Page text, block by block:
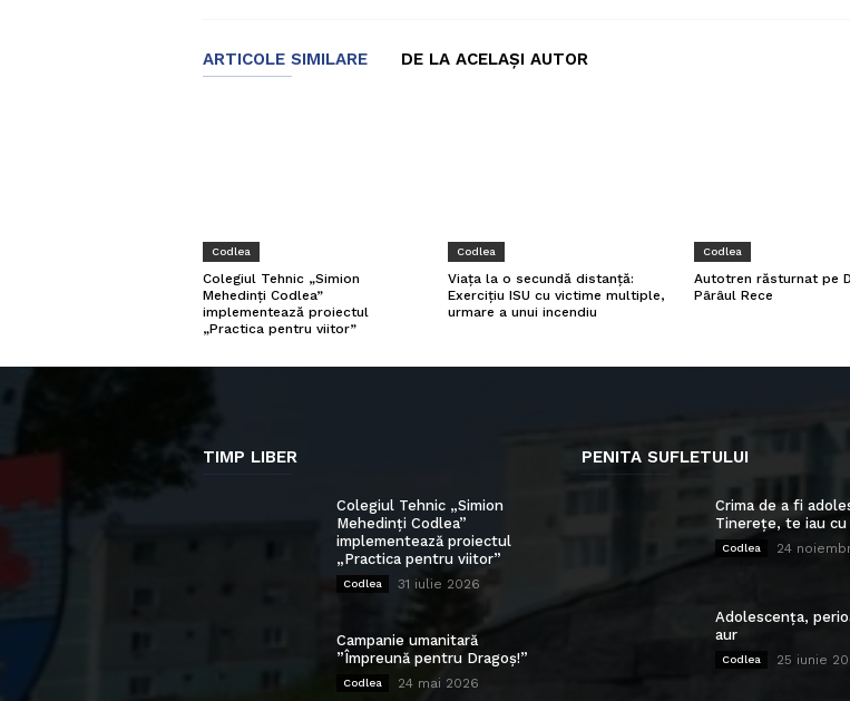
ARTICOLE SIMILARE DE LA ACELAȘI AUTOR
Codlea
Colegiul Tehnic „Simion
Mehedinți Codlea”
implementează proiectul
„Practica pentru viitor”
Codlea
Viața la o secundă distanță:
Exercițiu ISU cu victime multiple,
urmare a unui incendiu
Codlea
Autotren răsturnat pe
Pârâul Rece
TIMP LIBER
Colegiul Tehnic „Simion
Mehedinți Codlea”
implementează proiectul
„Practica pentru viitor”
Codlea 31 iulie 2026
Campanie umanitară
”Împreună pentru Dragoș!”
Codlea 24 mai 2026
PENITA SUFLETULUI
Crima de a fi
Tinerețe, te iau cu
Codlea 24
Adolescența,
aur
Codlea 25 iunie